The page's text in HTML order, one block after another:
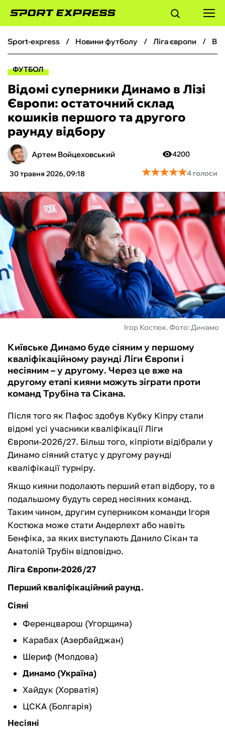
ФУТБОЛ
БОКС
ХОКЕЙ
ТЕНІС
КІБЕРСПОРТ
ЧС-2026
ФУТЗАЛ
ІНШІ
БУКМЕКЕРИ
sport-express новини футболу ліга європи
ФУТБОЛ
Відомі суперники Динамо в Лізі
Європи: остаточний склад
кошиків першого та другого
раунду відбору
Артем Войцеховський
30 травня 2026, 09:18
4200
★★★★★
★★★★★4 голоси
Ігор Костюк. Фото: Динамо
Київське Динамо буде сіяним у першому
кваліфікаційному раунді Ліги Європи і
несіяним – у другому. Через це вже на
другому етапі кияни можуть зіграти проти
команд Трубіна та Сікана.
Після того як Пафос здобув Кубку Кіпру стали
відомі усі учасники кваліфікації Ліги
Європи-2026/27. Більш того, кіпріоти відібрали у
Динамо сіяний статус у другому раунді
кваліфікації турніру.
Якщо кияни подолають перший етап відбору, то в
подальшому будуть серед несіяних команд.
Таким чином, другим суперником команди Ігоря
Костюка може стати Андерлехт або навіть
Бенфіка, за яких виступають Данило Сікан та
Анатолій Трубін відповідно.
Ліга Європи-2026/27
Перший кваліфікаційний раунд.
Сіяні
Ференцварош (Угорщина)
Карабах (Азербайджан)
Шериф (Молдова)
Динамо (Україна)
Хайдук (Хорватія)
ЦСКА (Болгарія)
Несіяні